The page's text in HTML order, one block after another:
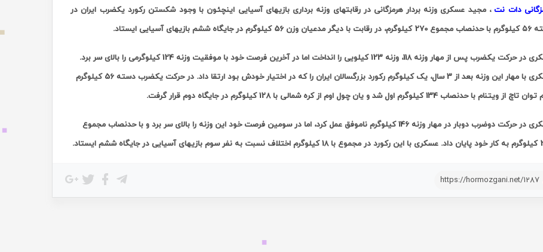
دات نت، مجید عسکری وزنه بردار هرمزگانی در رقابتهای وزنه برداری بازیهای آسیایی اینچئون با وجود شکستن رکورد یکضرب ایران در
کیلوگرم در جایگاه ششم بازیهای آسیایی ایستاد.
عسکری در حرکت یکضرب پس از مهار وزنه 118، وزنه 123 کیلویی را انداخت اما در آخرین فرصت خود با موفقیت وزنه 124 کیلوگرمی را بالای سر برد.
عسکری با مهار این وزنه بعد از 3 سال، یک کیلوگرم رکورد بزرگسالان ایران را که در اختیار خودش بود ارتقا داد. در حرکت یکضرب دسته 56 کیلوگرم
از ویتنام با حدنصاب 134 کیلوگرم اول شد و یان چول اوم از کره شمالی با 128 کیلوگرم در جایگاه دوم قرار گرفت.
عسکری در حرکت دوضرب دوبار در مهار وزنه 146 کیلوگرم ناموفق عمل کرد، اما در سومین فرصت خود این وزنه را بالای سر برد و با حدنصاب مجموع
ششم ایستاد.
https://hormozgani.net/1287